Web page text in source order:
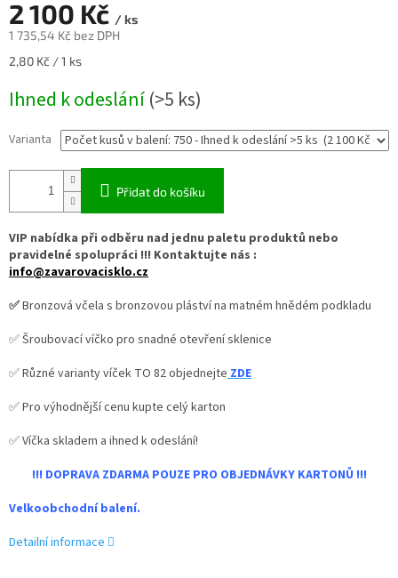
2 100 Kč / ks
1 735,54 Kč bez DPH
Měrná
2,80 Kč / 1 ks
Ihned k odeslání(>5 ks)
Varianta
Přidat do košíku
VIP nabídka při odběru nad jednu paletu produktů nebo
pravidelné spolupráci !!! Kontaktujte nás :
info@zavarovacisklo.cz
✅Bronzová včela s bronzovou pláství na matném hnědém podkladu
✅ Šroubovací víčko pro snadné otevření sklenice
✅ Různé varianty víček TO 82 objednejte ZDE
✅ Pro výhodnější cenu kupte celý karton
✅ Víčka skladem a ihned k odeslání!
!!! DOPRAVA ZDARMA POUZE PRO OBJEDNÁVKY KARTONŮ !!!
Velkoobchodní balení.
Detailní informace